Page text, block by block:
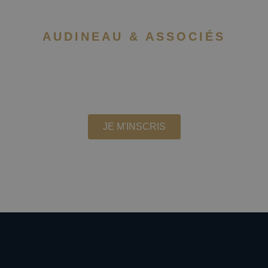
AUDINEAU & ASSOCIÉS
JE M'INSCRIS